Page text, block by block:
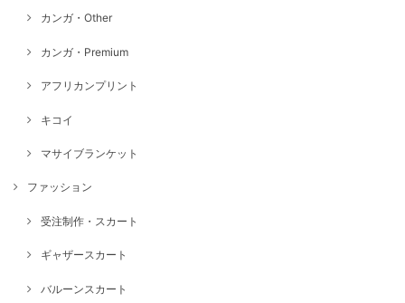
カンガ・Other
カンガ・Premium
アフリカンプリント
キコイ
マサイブランケット
ファッション
受注制作・スカート
ギャザースカート
バルーンスカート